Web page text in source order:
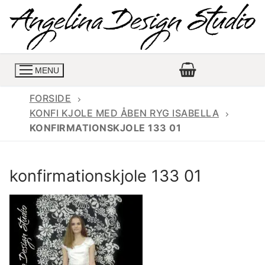
indhold
MENU
Konfirmations buksedragter
Konfirmationskjoler med lange ærmer
Konfirmationskjoler udsalg
Skrædder priser
Bukser priser
Jeans priser
Book en tid
Kontakt
FORSIDE
KONFI KJOLE MED ÅBEN RYG ISABELLA
KONFIRMATIONSKJOLE 133 01
konfirmationskjole 133 01